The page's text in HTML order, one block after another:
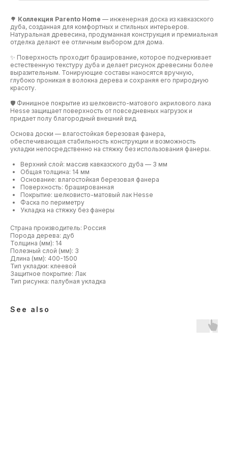
🌳 Коллекция Parento Home — инженерная доска из кавказского
дуба, созданная для комфортных и стильных интерьеров.
Натуральная древесина, продуманная конструкция и премиальная
отделка делают ее отличным выбором для дома.
✨ Поверхность проходит браширование, которое подчеркивает
естественную текстуру дуба и делает рисунок древесины более
выразительным. Тонирующие составы наносятся вручную,
глубоко проникая в волокна дерева и сохраняя его природную
красоту.
🛡️ Финишное покрытие из шелковисто-матового акрилового лака
Hesse защищает поверхность от повседневных нагрузок и
придает полу благородный внешний вид.
Основа доски — влагостойкая березовая фанера,
обеспечивающая стабильность конструкции и возможность
укладки непосредственно на стяжку без использования фанеры.
Верхний слой: массив кавказского дуба — 3 мм
Общая толщина: 14 мм
Основание: влагостойкая березовая фанера
Поверхность: брашированная
Покрытие: шелковисто-матовый лак Hesse
Фаска по периметру
Укладка на стяжку без фанеры
Страна производитель: Россия
Порода дерева: дуб
Толщина (мм): 14
Полезный слой (мм): 3
Длина (мм): 400-1500
Тип укладки: клеевой
Защитное покрытие: Лак
Тип рисунка: палубная укладка
See also